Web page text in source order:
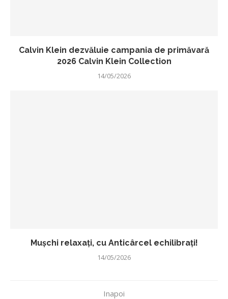
Calvin Klein dezvăluie campania de primăvară
2026 Calvin Klein Collection
14/05/2026
Mușchi relaxați, cu Anticârcel echilibrați!
14/05/2026
Inapoi